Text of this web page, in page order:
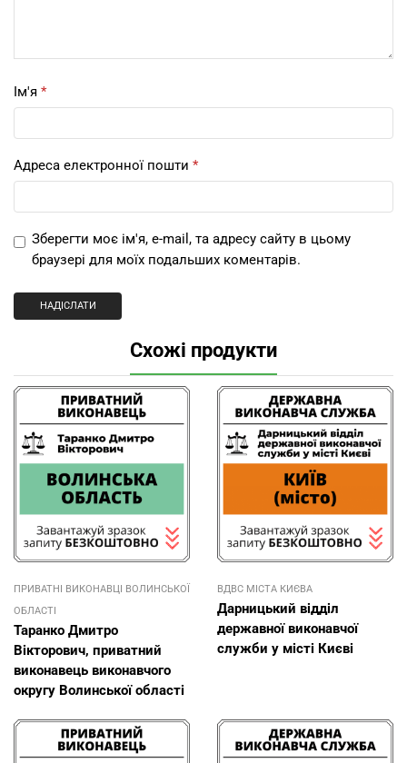
Ім'я *
Адреса електронної пошти *
Зберегти моє ім'я, e-mail, та адресу сайту в цьому
браузері для моїх подальших коментарів.
Схожі продукти
ПРИВАТНІ ВИКОНАВЦІ ВОЛИНСЬКОЇ
ОБЛАСТІ
Таранко Дмитро
Вікторович, приватний
виконавець виконавчого
округу Волинської області
ВДВС МІСТА КИЄВА
Дарницький відділ
державної виконавчої
служби у місті Києві